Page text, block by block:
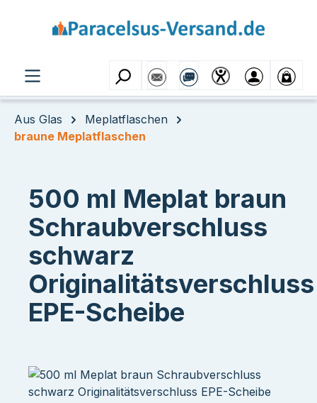
Aus Glas
Meplatflaschen
braune Meplatflaschen
500 ml Meplat braun
Schraubverschluss
schwarz
Originalitätsverschluss
EPE-Scheibe